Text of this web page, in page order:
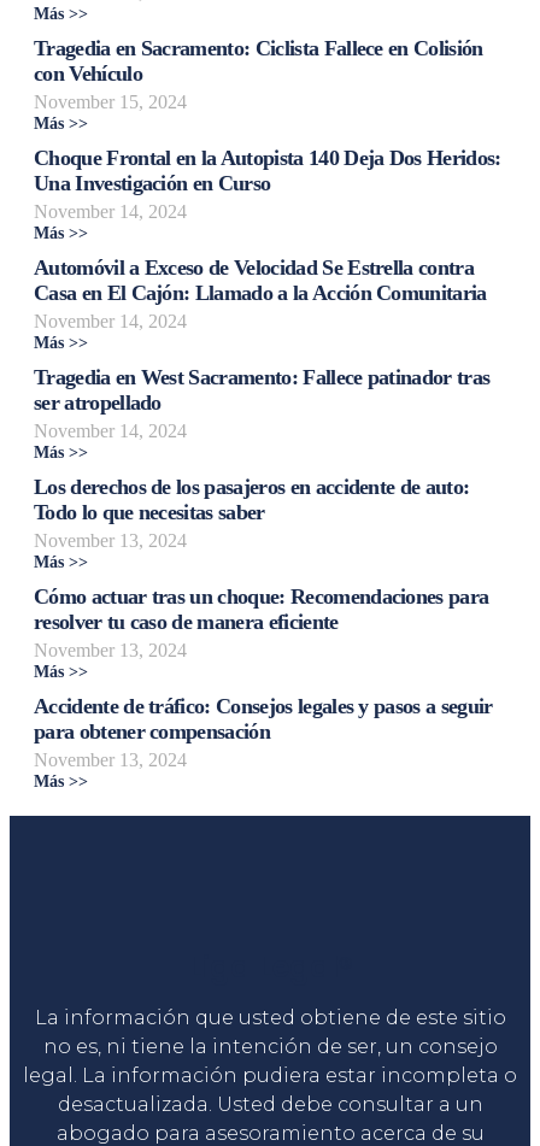
Más >>
Tragedia en Sacramento: Ciclista Fallece en Colisión
con Vehículo
November 15, 2024
Más >>
Choque Frontal en la Autopista 140 Deja Dos Heridos:
Una Investigación en Curso
November 14, 2024
Más >>
Automóvil a Exceso de Velocidad Se Estrella contra
Casa en El Cajón: Llamado a la Acción Comunitaria
November 14, 2024
Más >>
Tragedia en West Sacramento: Fallece patinador tras
ser atropellado
November 14, 2024
Más >>
Los derechos de los pasajeros en accidente de auto:
Todo lo que necesitas saber
November 13, 2024
Más >>
Cómo actuar tras un choque: Recomendaciones para
resolver tu caso de manera eficiente
November 13, 2024
Más >>
Accidente de tráfico: Consejos legales y pasos a seguir
para obtener compensación
November 13, 2024
Más >>
La información que usted obtiene de este sitio
no es, ni tiene la intención de ser, un consejo
legal. La información pudiera estar incompleta o
desactualizada. Usted debe consultar a un
abogado para asesoramiento acerca de su